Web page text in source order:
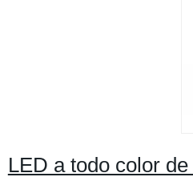
LED a todo color